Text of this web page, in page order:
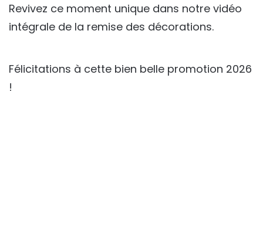
Revivez ce moment unique dans notre vidéo
intégrale de la remise des décorations.
Félicitations à cette bien belle promotion 2026
!